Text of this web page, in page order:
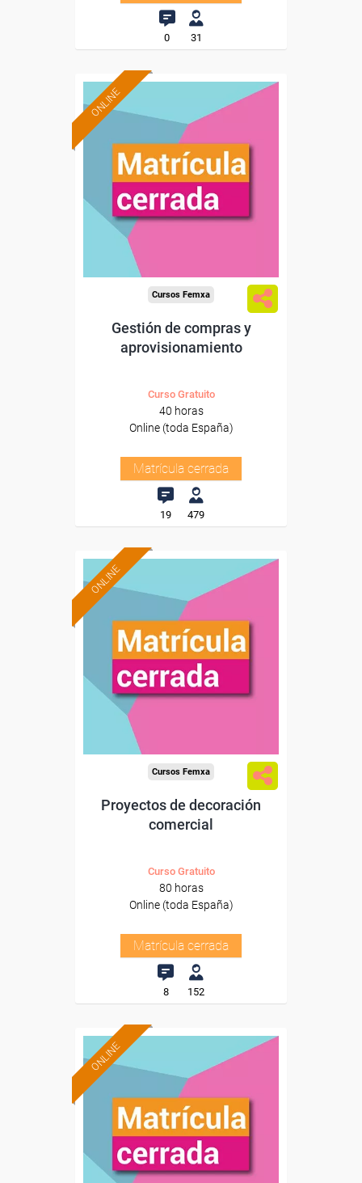
0 31
ONLINE
Cursos Femxa
Gestión de compras y
aprovisionamiento
Curso Gratuito
40 horas
Online (toda España)
Matrícula cerrada
19 479
ONLINE
Cursos Femxa
Proyectos de decoración
comercial
Curso Gratuito
80 horas
Online (toda España)
Matrícula cerrada
8 152
ONLINE